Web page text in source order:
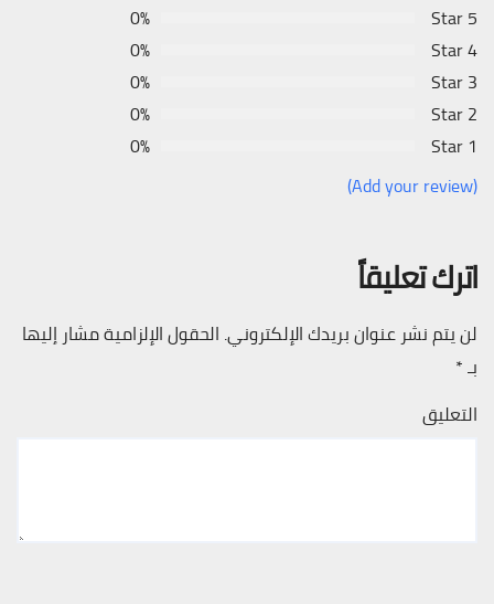
5 Star
0%
4 Star
0%
3 Star
0%
2 Star
0%
1 Star
0%
(Add your review)
اترك تعليقاً
لن يتم نشر عنوان بريدك الإلكتروني. الحقول الإلزامية مشار إليها
بـ*
التعليق